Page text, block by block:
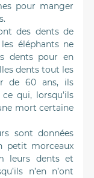
pour manger
des dents de
éléphants ne
dents pour en
dents tout les
de 60 ans, ils
qui, lorsqu’ils
mort certaine
sont données
petit morceaux
leurs dents et
n’en n’ont